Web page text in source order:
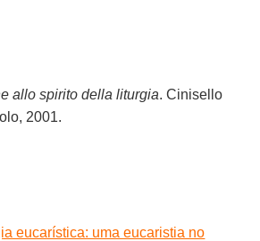
allo spirito della liturgia. Cinisello
2001.
eucarística: uma eucaristia no